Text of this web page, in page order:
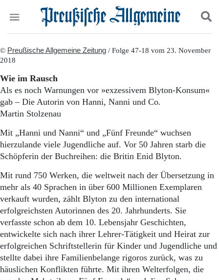
Start
Wer wir sind
Aktuelle Ausgabe
Abonnenten-Login
Abonnent werden
Abo Prämien
Archiv
Mediadaten
Politik
Gesellschaft
Leben
Pommern
Berlin-Brandenburg
Schlesien
Bücher
Suchen und finden
© Preußische Allgemeine Zeitung / Folge 47-18 vom 23. November
2018
Wie im Rausch
Als es noch Warnungen vor »exzessivem Blyton-Konsum«
gab – Die Autorin von Hanni, Nanni und Co.
Martin Stolzenau
Mit „Hanni und Nanni“ und „Fünf Freunde“ wuchsen
hierzulande viele Jugendliche auf. Vor 50 Jahren starb die
Schöpferin der Buchreihen: die Britin Enid Blyton.
Mit rund 750 Werken, die weltweit nach der Übersetzung in
mehr als 40 Sprachen in über 600 Millionen Exemplaren
verkauft wurden, zählt Blyton zu den international
erfolgreichsten Au­torinnen des 20. Jahrhunderts. Sie
verfasste schon ab dem 10. Le­bensjahr Geschichten,
entwickelte sich nach ihrer Lehrer-Tätigkeit und Heirat zur
erfolgreichen Schriftstellerin für Kinder und Jugendliche und
stellte dabei ihre Familienbelange rigoros zurück, was zu
häuslichen Konflikten führte. Mit ihren Welterfolgen, die